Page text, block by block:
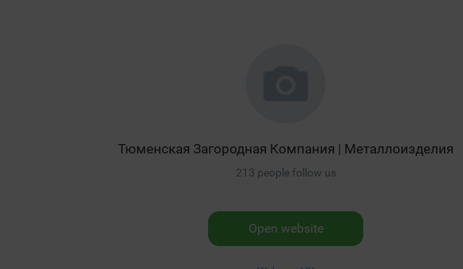
Тюменская Загородная Компания | Металлоизделия
213 people follow us
Open website